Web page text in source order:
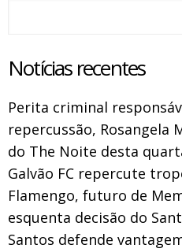
Notícias recentes
Perita criminal
repercussão, Rosangela
do The Noite desta
Galvão FC repercute
Flamengo, futuro de
esquenta decisão do
Santos defende